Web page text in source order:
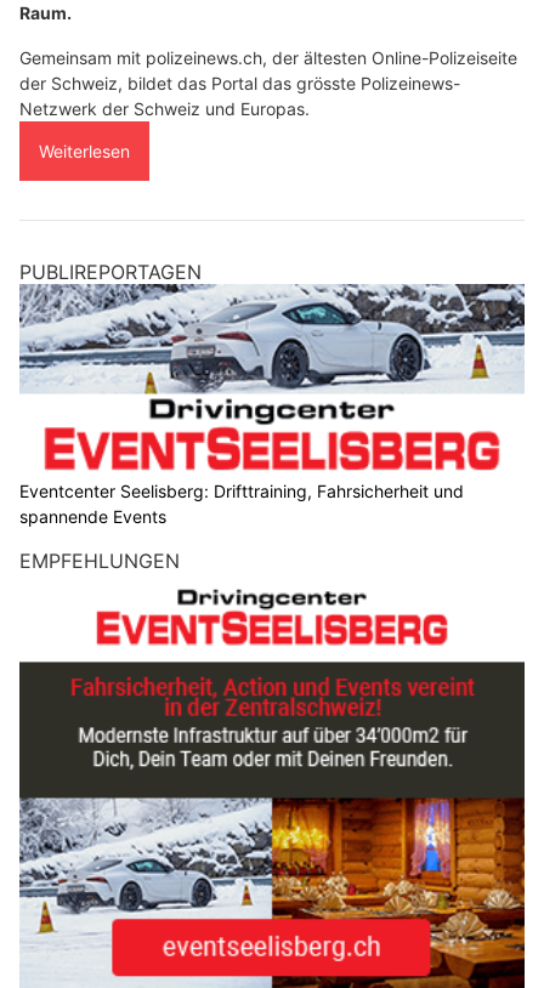
Raum.
Gemeinsam mit polizeinews.ch, der ältesten Online-Polizeiseite
der Schweiz, bildet das Portal das grösste Polizeinews-
Netzwerk der Schweiz und Europas.
Weiterlesen
PUBLIREPORTAGEN
Eventcenter Seelisberg: Drifttraining, Fahrsicherheit und
spannende Events
EMPFEHLUNGEN